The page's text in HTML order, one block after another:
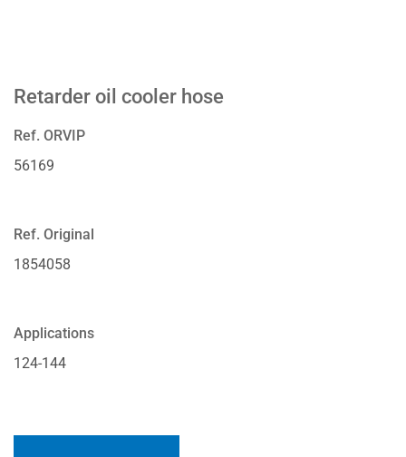
Retarder oil cooler hose
Ref. ORVIP
56169
Ref. Original
1854058
Applications
124-144